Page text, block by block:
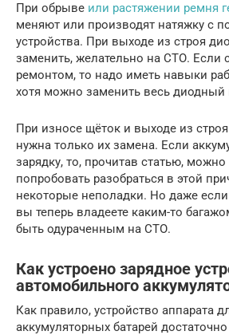
При обрыве или растяжении ремня
меняют или производят натяжку с
устройства. При выходе из строя
заменить, желательно на СТО. Если
ремонтом, то надо иметь навыки
хотя можно заменить весь диодный
При износе щёток и выходе из строя
нужна только их замена. Если
зарядку, то, прочитав статью,
попробовать разобраться в этой
некоторые неполадки. Но даже если
вы теперь владеете каким-то
быть одураченным на СТО.
Как устроено зарядное
автомобильного
Как правило, устройство аппарата
аккумуляторных батарей